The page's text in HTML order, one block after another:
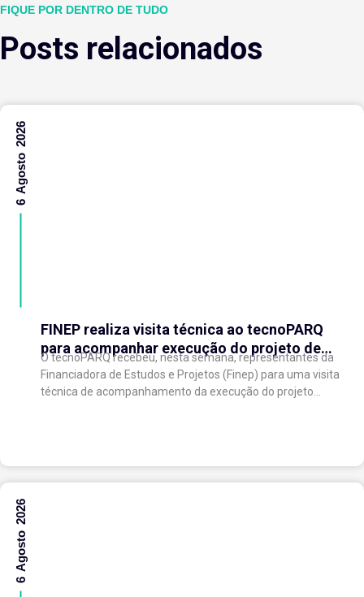
FIQUE POR DENTRO DE TUDO
Posts relacionados
FINEP realiza visita técnica ao tecnoPARQ
para acompanhar execução do projeto de
expansão do Parque Tecnológico
O tecnoPARQ recebeu, nesta semana, representantes da
Financiadora de Estudos e Projetos (Finep) para uma visita
técnica de acompanhamento da execução do projeto
6 Agosto 2026
6 Agosto 2026